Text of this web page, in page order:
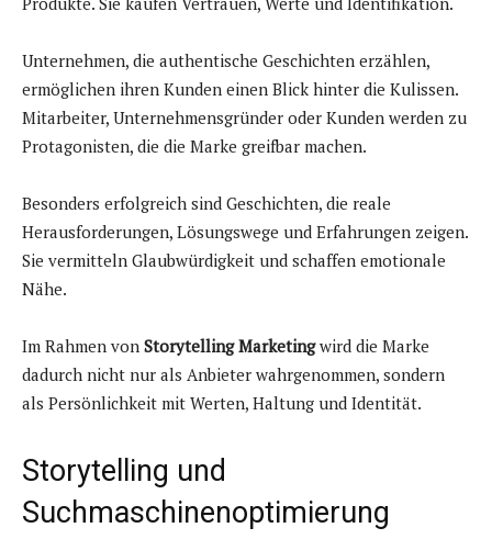
Unternehmen, die authentische Geschichten erzählen,
ermöglichen ihren Kunden einen Blick hinter die Kulissen.
Mitarbeiter, Unternehmensgründer oder Kunden werden zu
Protagonisten, die die Marke greifbar machen.
Besonders erfolgreich sind Geschichten, die reale
Herausforderungen, Lösungswege und Erfahrungen zeigen.
Sie vermitteln Glaubwürdigkeit und schaffen emotionale
Nähe.
Im Rahmen von Storytelling Marketingwird die Marke
dadurch nicht nur als Anbieter wahrgenommen, sondern
als Persönlichkeit mit Werten, Haltung und Identität.
Storytelling und
Suchmaschinenoptimierung